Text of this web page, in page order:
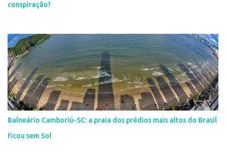
conspiração?
Balneário Camboriú-SC: a praia dos prédios mais altos do Brasil
ficou sem Sol